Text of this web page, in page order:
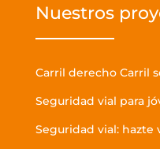
Nuestros
Carril derecho Carril
Seguridad vial para
Seguridad vial: hazte